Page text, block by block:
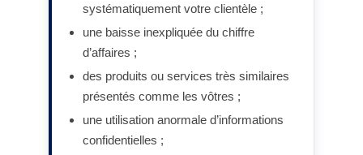
systématiquement votre clientèle ;
une baisse inexpliquée du chiffre
d’affaires ;
des produits ou services très similaires
présentés comme les vôtres ;
une utilisation anormale d’informations
confidentielles ;